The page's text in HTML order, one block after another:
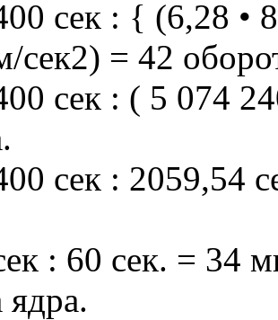
сек : { (6,28 •
сек2) = 42
сек : ( 5 074
сек : 2059,54
: 60 сек. = 34
ядра.